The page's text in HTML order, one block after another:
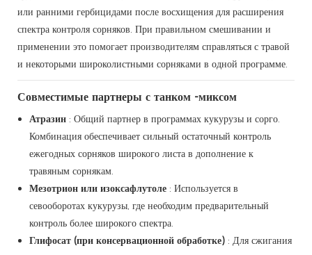
или ранними гербицидами после восхищения для расширения
спектра контроля сорняков. При правильном смешивании и
применении это помогает производителям справляться с травой
и некоторыми широколистными сорняками в одной программе.
Совместимые партнеры с танком -миксом
Атразин : Общий партнер в программах кукурузы и сорго.
Комбинация обеспечивает сильный остаточный контроль
ежегодных сорняков широкого листа в дополнение к
травяным сорнякам.
Мезотрион или изоксафлутоле : Используется в
севооборотах кукурузы, где необходим предварительный
контроль более широкого спектра.
Глифосат (при консервационной обработке) : Для сжигания